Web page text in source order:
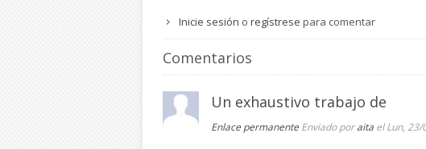
Inicie sesión o regístrese para comentar
Comentarios
Un exhaustivo trabajo de
Enlace permanente Enviado poraita el Lun,